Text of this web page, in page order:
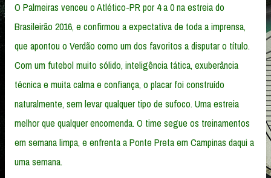
O Palmeiras venceu o Atlético-PR por 4 a 0 na estreia do
Brasileirão 2016, e confirmou a expectativa de toda a imprensa,
que apontou o Verdão como um dos favoritos a disputar o título.
Com um futebol muito sólido, inteligência tática, exuberância
técnica e muita calma e confiança, o placar foi construído
naturalmente, sem levar qualquer tipo de sufoco. Uma estreia
melhor que qualquer encomenda. O time segue os treinamentos
em semana limpa, e enfrenta a Ponte Preta em Campinas daqui a
uma semana.